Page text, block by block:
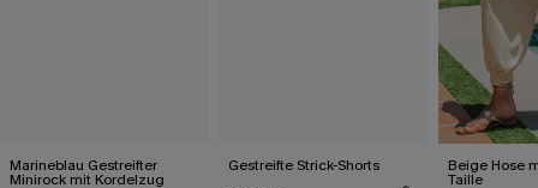
Marineblau Gestreifter
Minirock mit Kordelzug
Gestreifte Strick-Shorts Beige Hose
Taille